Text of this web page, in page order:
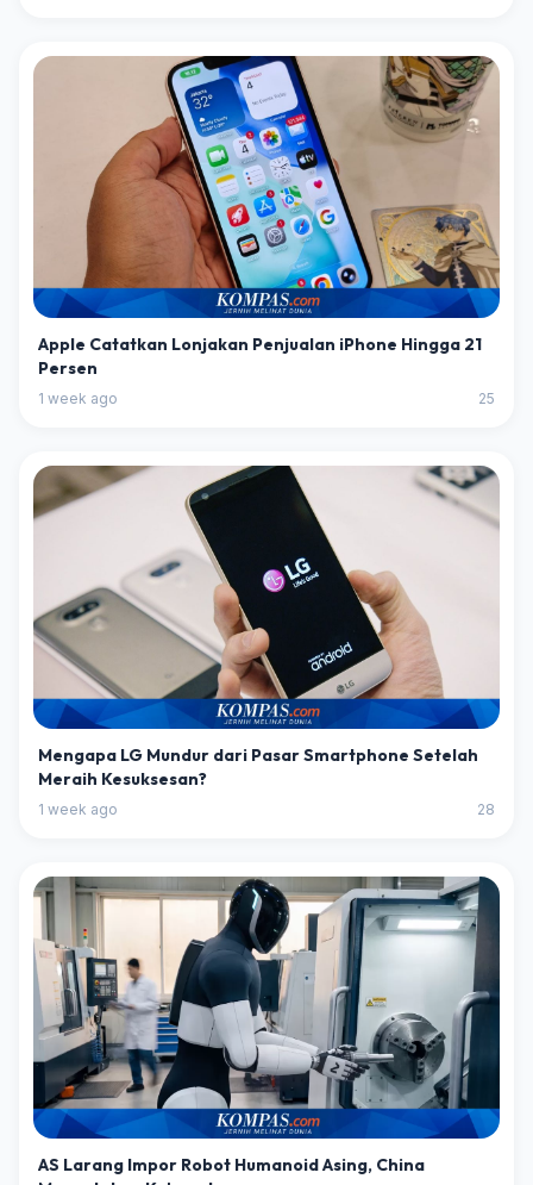
Apple Catatkan Lonjakan Penjualan iPhone Hingga 21
Persen
1 week ago 25
Mengapa LG Mundur dari Pasar Smartphone Setelah
Meraih Kesuksesan?
1 week ago 28
AS Larang Impor Robot Humanoid Asing, China